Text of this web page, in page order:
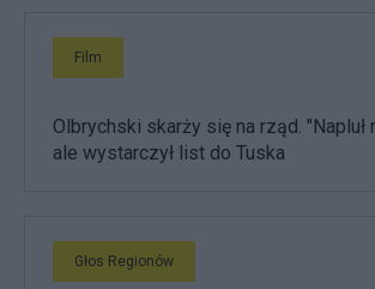
Film
Olbrychski skarży się na rząd. "Napluł
ale wystarczył list do Tuska
Głos Regionów